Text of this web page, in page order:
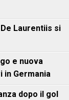
Laurentiis si
e nuova
Germania
dopo il gol